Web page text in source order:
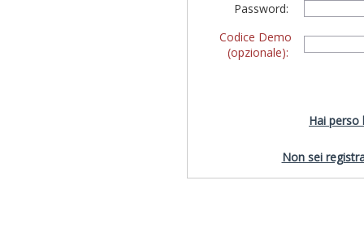
Password:
Codice Demo
(opzionale):
Hai perso
Non sei